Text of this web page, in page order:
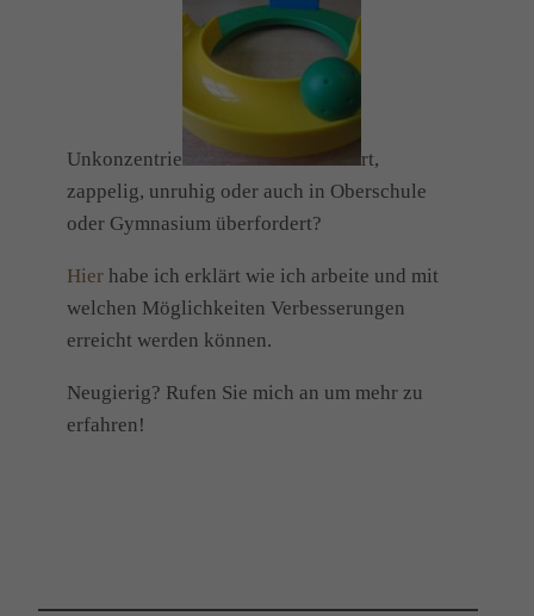
Unkonzentrie
rt,
zappelig, unruhig oder auch in Oberschule
oder Gymnasium überfordert?
Hier habe ich erklärt wie ich arbeite und mit
welchen Möglichkeiten Verbesserungen
erreicht werden können.
Neugierig? Rufen Sie mich an um mehr zu
erfahren!